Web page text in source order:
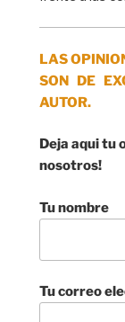
LAS
SON DE
AUTOR.
Deja aqui tu
nosotros!
Tu nombre
Tu correo